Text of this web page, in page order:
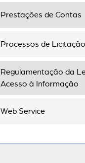
Prestações de Contas
Processos de Licitação
Regulamentação da
Acesso à Informação
Web Service